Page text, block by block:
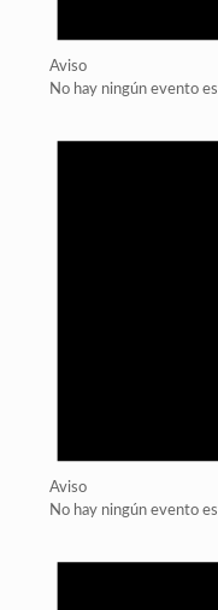
Aviso
No hay ningún evento
Aviso
No hay ningún evento